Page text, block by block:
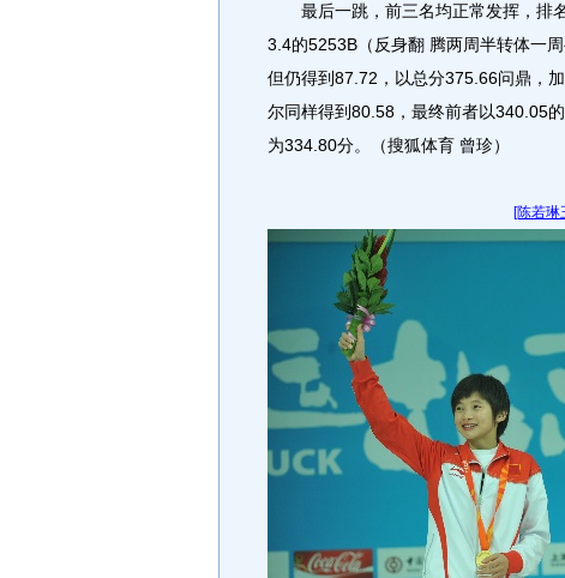
最后一跳，前三名均正常发挥，排
3.4的5253B（反身翻 腾两周半转体一
但仍得到87.72，以总分375.66问鼎，
尔同样得到80.58，最终前者以340.05
为334.80分。（搜狐体育 曾珍）
[陈若琳